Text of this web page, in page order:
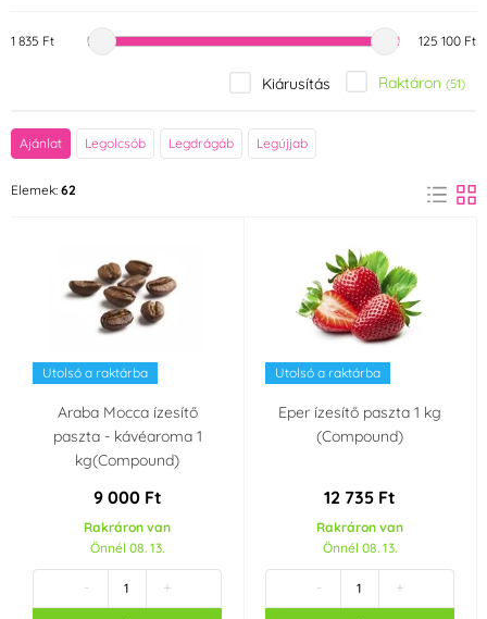
Márka
Bohemilk
Joypaste (1)
Zeelandia (4)
Narancs (1) Sárgabarack (1)
Feketeszeder (1)
Karamell (3) Pisztácia (4)
Erdei gyümölcsök Vanília (3)
1 835 Ft 125 100 Ft
Kiárusítás Raktáron (51)
Ajánlat Legolcsób Legdrágáb Legújjab
Elemek: 62
Utolsó a raktárba
Araba Mocca ízesítő
paszta - kávéaroma 1
kg(Compound)
9 000 Ft
Rakráron van
Önnél 08. 13.
- +
Utolsó a raktárba
Eper ízesítő paszta 1 kg
(Compound)
12 735 Ft
Rakráron van
Önnél 08. 13.
- +